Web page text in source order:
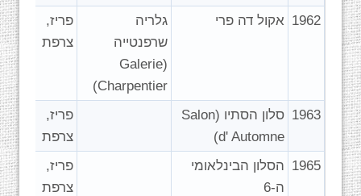
1962 אקול דה פרי
גלריה
שרפנטייה
(Galerie
Charpentier)
פריז,
צרפת
1963
סלון הסתיו (Salon
d' Automne)
פריז,
צרפת
1965 הסלון הבינלאומי
ה-6
פריז,
צרפת